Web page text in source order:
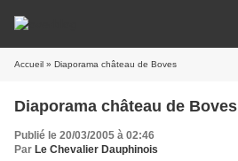
Accueil » Diaporama château de Boves
Diaporama château de Boves
Publié le 20/03/2005 à 02:46
Par Le Chevalier Dauphinois